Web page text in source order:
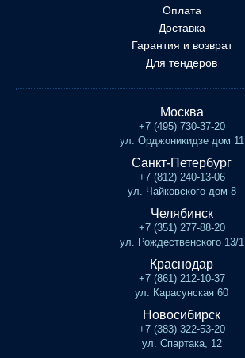
Оплата
Доставка
Гарантия и возврат
Для тендеров
Москва
+7 (495) 730-37-20
ул. Орджоникидзе дом 11
Санкт-Петербург
+7 (812) 240-13-06
ул. Чайковского дом 8
Челябинск
+7 (351) 277-88-20
ул. Рождественского 13/1
Краснодар
+7 (861) 212-10-37
ул. Карасунская 60
Новосибирск
+7 (383) 322-53-20
ул. Спартака, 12